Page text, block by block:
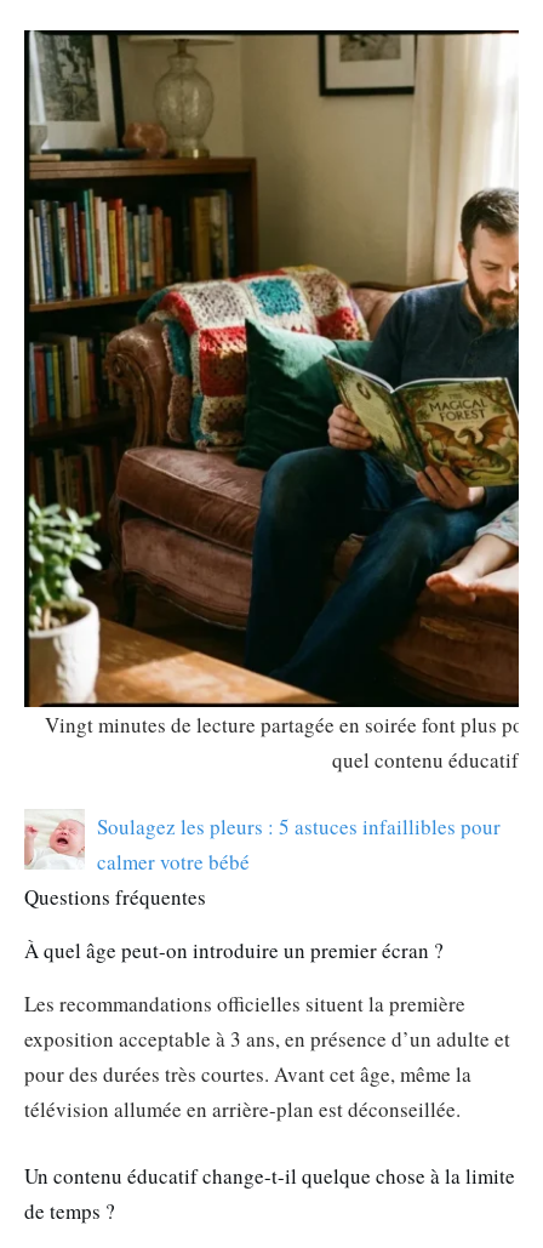
Vingt minutes de lecture partagée en soirée font plus
quel contenu éducatif
Soulagez les pleurs : 5 astuces infaillibles pour
calmer votre bébé
Questions fréquentes
À quel âge peut-on introduire un premier écran ?
Les recommandations officielles situent la première
exposition acceptable à 3 ans, en présence d’un adulte et
pour des durées très courtes. Avant cet âge, même la
télévision allumée en arrière-plan est déconseillée.
Un contenu éducatif change-t-il quelque chose à la limite
de temps ?